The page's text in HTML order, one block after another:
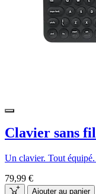
Clavier sans
Un clavier. Tout
79,99 €
Ajouter au panier